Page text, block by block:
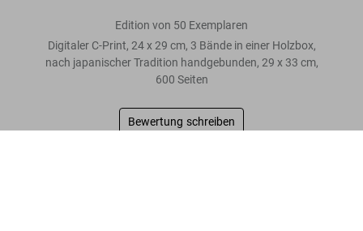
Edition von 50 Exemplaren
Digitaler C-Print, 24 x 29 cm, 3 Bände in einer Holzbox,
nach japanischer Tradition handgebunden, 29 x 33 cm,
600 Seiten
Bewertung schreiben